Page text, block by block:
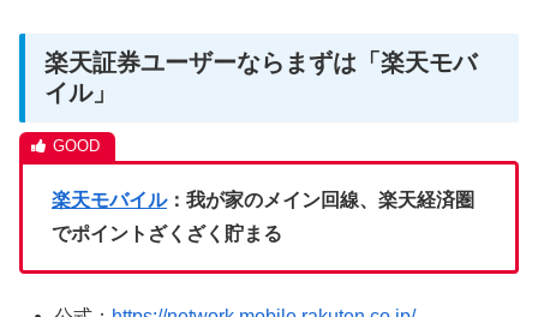
楽天証券ユーザーならまずは「楽天モバ
イル」
楽天モバイル：我が家のメイン回線、楽天経済圏
でポイントざくざく貯まる